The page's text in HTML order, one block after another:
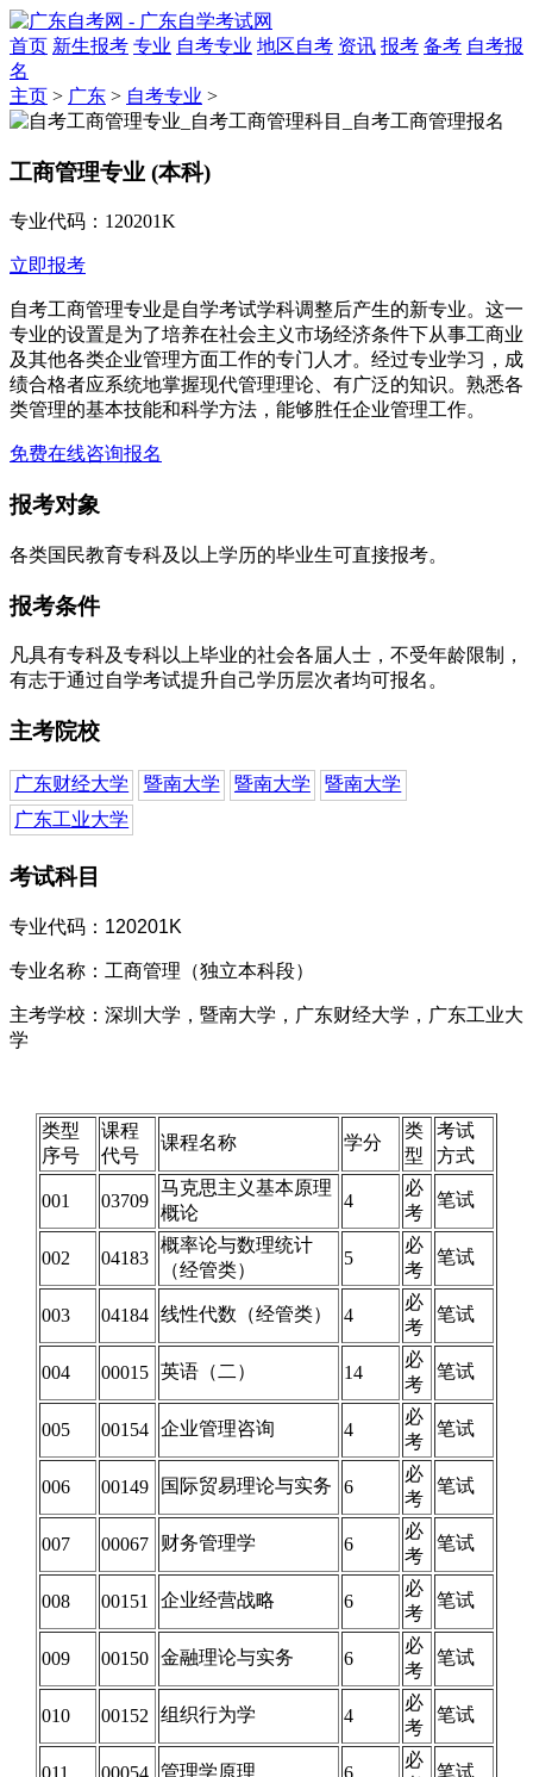
首页 新生报考 专业 自考专业 地区自考 资讯 报考 备考 自考报
名
主页 > 广东 > 自考专业 >
工商管理专业 (本科)
专业代码：120201K
立即报考
自考工商管理专业是自学考试学科调整后产生的新专业。这一
专业的设置是为了培养在社会主义市场经济条件下从事工商业
及其他各类企业管理方面工作的专门人才。经过专业学习，成
绩合格者应系统地掌握现代管理理论、有广泛的知识。熟悉各
类管理的基本技能和科学方法，能够胜任企业管理工作。
免费在线咨询报名
报考对象
各类国民教育专科及以上学历的毕业生可直接报考。
报考条件
凡具有专科及专科以上毕业的社会各届人士，不受年龄限制，
有志于通过自学考试提升自己学历层次者均可报名。
主考院校
广东财经大学 暨南大学 暨南大学
暨南大学
广东工业大学
考试科目
专业代码： 120201K
专业名称：工商管理（独立本科段）
主考学校：深圳大学，暨南大学，广东财经大学，广东工业大
学
类型
序号
课程
代号
课程名称 学分
类
型
考试
方式
001 03709
马克思主义基本原理
概论
4
必
考
笔试
002 04183
概率论与数理统计
（经管类）
5
必
考
笔试
003 04184 线性代数（经管类） 4
必
考
笔试
004 00015 英语（二） 14
必
考
笔试
005 00154 企业管理咨询 4
必
考
笔试
006 00149 国际贸易理论与实务 6
必
考
笔试
007 00067 财务管理学 6
必
考
笔试
008 00151 企业经营战略 6
必
考
笔试
009 00150 金融理论与实务 6
必
考
笔试
010 00152 组织行为学 4
必
考
笔试
011 00054 管理学原理 6
必
笔试